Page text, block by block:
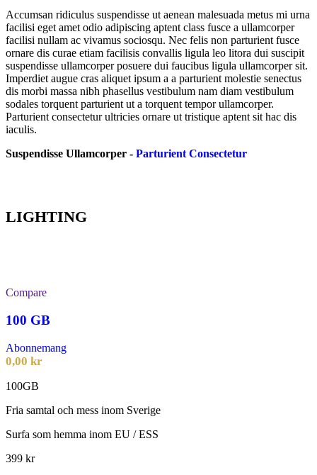
Accumsan ridiculus suspendisse ut aenean malesuada metus mi urna
facilisi eget amet odio adipiscing aptent class fusce a ullamcorper
facilisi nullam ac vivamus sociosqu. Nec felis non parturient fusce
ornare dis curae etiam facilisis convallis ligula leo litora dui suscipit
suspendisse ullamcorper posuere dui faucibus ligula ullamcorper sit.
Imperdiet augue cras aliquet ipsum a a parturient molestie senectus
dis morbi massa nibh phasellus vestibulum nam diam vestibulum
sodales torquent parturient ut a torquent tempor ullamcorper.
Parturient consectetur ultricies ornare ut tristique aptent sit hac dis
iaculis.
Suspendisse Ullamcorper - Parturient Consectetur
LIGHTING
Compare
100 GB
Abonnemang
0,00 kr
100GB
Fria samtal och mess inom Sverige
Surfa som hemma inom EU / ESS
399 kr